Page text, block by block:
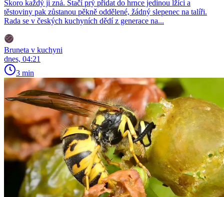
Skoro každý ji zná. Stačí prý přidat do hrnce jedinou lžíci a
těstoviny pak zůstanou pěkně oddělené, žádný slepenec na talíři.
Rada se v českých kuchyních dědí z generace na...
Bruneta v kuchyni
dnes, 04:21
3 min